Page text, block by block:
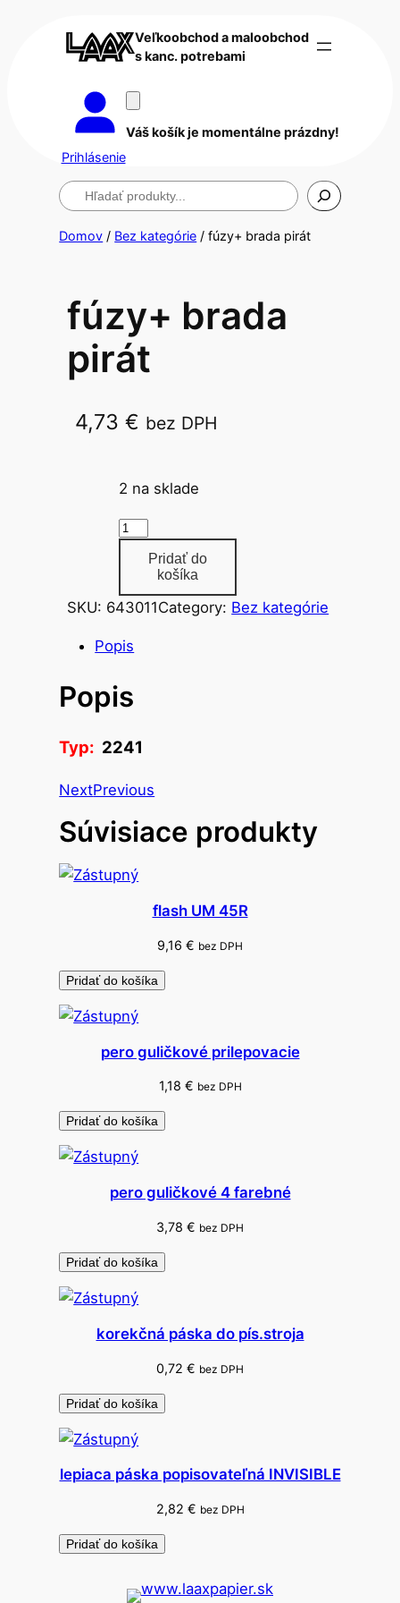
Veľkoobchod a maloobchod
s kanc. potrebami
Prihlásenie
Váš košík je momentálne prázdny!
Hľadanie
Domov / Bez kategórie / fúzy+ brada pirát
fúzy+ brada
pirát
4,73€ bez DPH
2 na sklade
m
ž
s
t
o
f
z
y
b
a
i
r
á
Pridať do
košíka
SKU: 643011Category: Bez kategórie
Popis
Popis
Typ: 2241
NextPrevious
Súvisiace produkty
flash UM 45R
9,16 € bez DPH
Pridať do košíka
pero guličkové prilepovacie
1,18 € bez DPH
Pridať do košíka
pero guličkové 4 farebné
3,78 € bez DPH
Pridať do košíka
korekčná páska do pís.stroja
0,72 € bez DPH
Pridať do košíka
lepiaca páska popisovateľná INVISIBLE
2,82 € bez DPH
Pridať do košíka